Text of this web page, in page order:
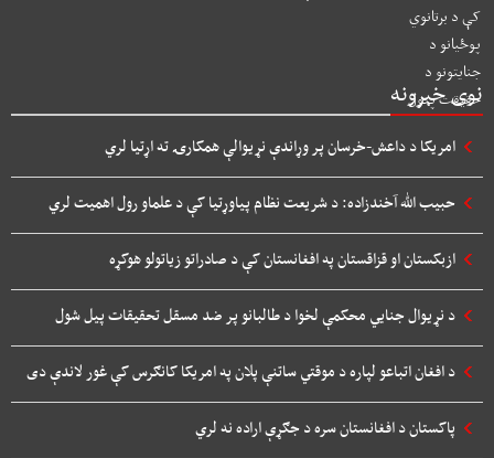
نوی خبرونه
امریکا د داعش-خرسان پر وړاندې نړیوالې همکارۍ ته اړتیا لري
حبیب الله آخندزاده: د شریعت نظام پیاوړتیا کې د علماو رول اهمیت لري
ازبکستان او قزاقستان په افغانستان کې د صادراتو زیاتولو هوکړه
د نړیوال جنایي محکمې لخوا د طالبانو پر ضد مسقل تحقیقات پیل شول
د افغان اتباعو لپاره د موقتي ساتنې پلان په امریکا کانګرس کې غور لاندې دی
پاکستان د افغانستان سره د جګړې اراده نه لري